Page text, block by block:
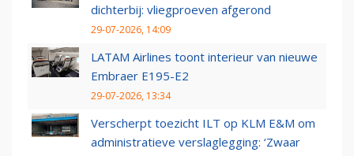
dichterbij: vliegproeven afgerond
29-07-2026, 14:09
LATAM Airlines toont interieur van nieuwe
Embraer E195-E2
29-07-2026, 13:34
Verscherpt toezicht ILT op KLM E&M om
administratieve verslaglegging: ‘Zwaar